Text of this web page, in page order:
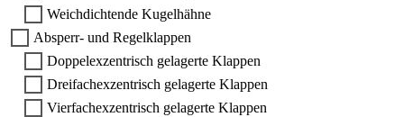
Weichdichtende Kugelhähne
Absperr- und Regelklappen
Doppelexzentrisch gelagerte Klappen
Dreifachexzentrisch gelagerte Klappen
Vierfachexzentrisch gelagerte Klappen